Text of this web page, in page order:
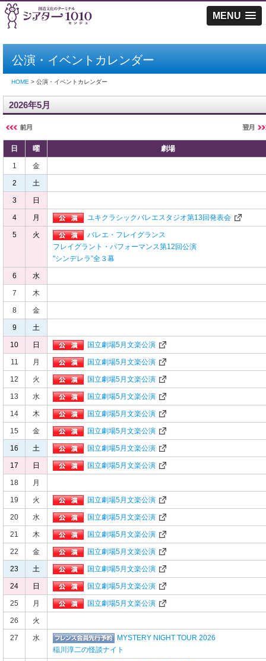
MENU
公演・イベントカレンダー
HOME > 公演・イベントカレンダー
2026年5月
日 曜 劇場
1 金
2 土
3 日
4 月 ユキクラシックバレエスタジオ第13回発表会
5 火
バレエ・フレイグランス
フレイグラント・パフォーマンス第12回公演
"シンデレラ”全３幕
6 水
7 木
8 金
9 土
10 日 国立劇場5月文楽公演
11 月 国立劇場5月文楽公演
12 火 国立劇場5月文楽公演
13 水 国立劇場5月文楽公演
14 木 国立劇場5月文楽公演
15 金 国立劇場5月文楽公演
16 土 国立劇場5月文楽公演
17 日 国立劇場5月文楽公演
18 月
19 火 国立劇場5月文楽公演
20 水 国立劇場5月文楽公演
21 木 国立劇場5月文楽公演
22 金 国立劇場5月文楽公演
23 土 国立劇場5月文楽公演
24 日 国立劇場5月文楽公演
25 月 国立劇場5月文楽公演
26 火
27 水
MYSTERY NIGHT TOUR 2026
稲川淳二の怪談ナイト